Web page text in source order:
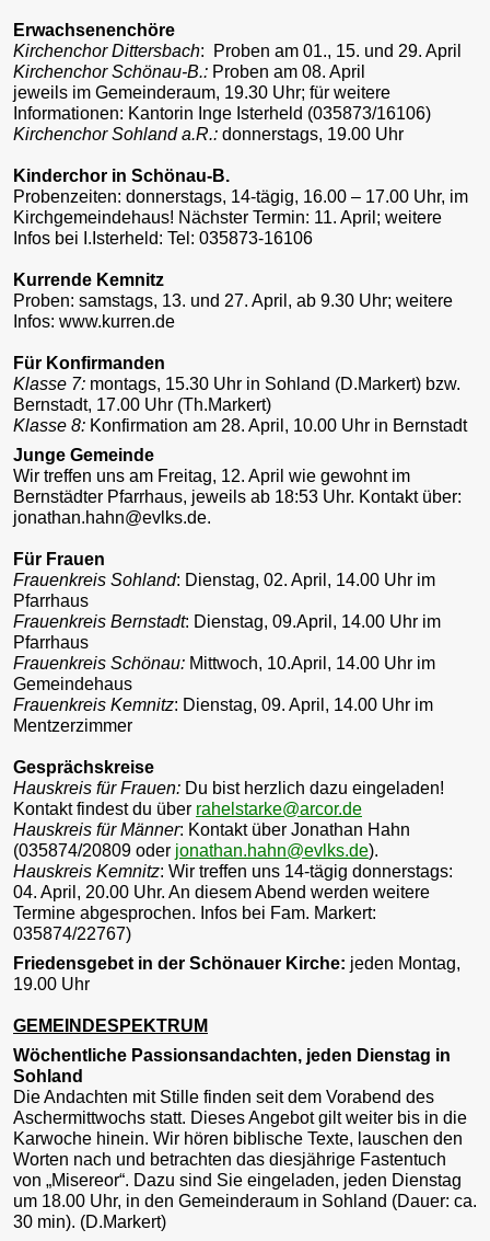
Erwachsenenchöre
Kirchenchor Dittersbach: Proben am 01., 15. und 29. April
Kirchenchor Schönau-B.: Proben am 08. April
jeweils im Gemeinderaum, 19.30 Uhr; für weitere
Informationen: Kantorin Inge Isterheld (035873/16106)
Kirchenchor Sohland a.R.: donnerstags, 19.00 Uhr
Kinderchor in Schönau-B.
Probenzeiten: donnerstags, 14-tägig, 16.00 – 17.00 Uhr, im
Kirchgemeindehaus! Nächster Termin: 11. April; weitere
Infos bei I.Isterheld: Tel: 035873-16106
Kurrende Kemnitz
Proben: samstags, 13. und 27. April, ab 9.30 Uhr; weitere
Infos: www.kurren.de
Für Konfirmanden
Klasse 7: montags, 15.30 Uhr in Sohland (D.Markert) bzw.
Bernstadt, 17.00 Uhr (Th.Markert)
Klasse 8: Konfirmation am 28. April, 10.00 Uhr in Bernstadt
Junge Gemeinde
Wir treffen uns am Freitag, 12. April wie gewohnt im
Bernstädter Pfarrhaus, jeweils ab 18:53 Uhr. Kontakt über:
jonathan.hahn@evlks.de.
Für Frauen
Frauenkreis Sohland: Dienstag, 02. April, 14.00 Uhr im
Pfarrhaus
Frauenkreis Bernstadt: Dienstag, 09.April, 14.00 Uhr im
Pfarrhaus
Frauenkreis Schönau: Mittwoch, 10.April, 14.00 Uhr im
Gemeindehaus
Frauenkreis Kemnitz: Dienstag, 09. April, 14.00 Uhr im
Mentzerzimmer
Gesprächskreise
Hauskreis für Frauen: Du bist herzlich dazu eingeladen!
Kontakt findest du über rahelstarke@arcor.de
Hauskreis für Männer: Kontakt über Jonathan Hahn
(035874/20809 oder jonathan.hahn@evlks.de).
Hauskreis Kemnitz: Wir treffen uns 14-tägig donnerstags:
04. April, 20.00 Uhr. An diesem Abend werden weitere
Termine abgesprochen. Infos bei Fam. Markert:
035874/22767)
Friedensgebet in der Schönauer Kirche: jeden Montag,
19.00 Uhr
GEMEINDESPEKTRUM
Wöchentliche Passionsandachten, jeden Dienstag in
Sohland
Die Andachten mit Stille finden seit dem Vorabend des
Aschermittwochs statt. Dieses Angebot gilt weiter bis in die
Karwoche hinein. Wir hören biblische Texte, lauschen den
Worten nach und betrachten das diesjährige Fastentuch
von „Misereor“. Dazu sind Sie eingeladen, jeden Dienstag
um 18.00 Uhr, in den Gemeinderaum in Sohland (Dauer: ca.
30 min). (D.Markert)